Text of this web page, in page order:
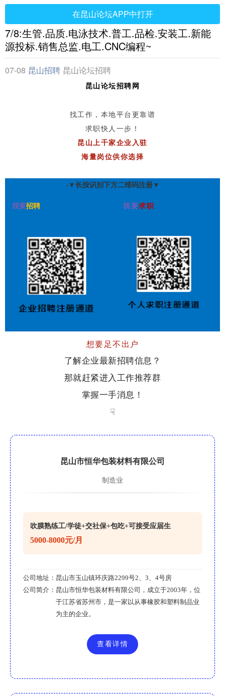
在昆山论坛APP中打开
7/8:生管.品质.电泳技术.普工.品检.安装工.新能
源投标.销售总监.电工.CNC编程~
07-08 昆山招聘 昆山论坛招聘
昆山论坛招聘网
找工作，本地平台更靠谱
求职快人一步！
昆山上千家企业入驻
海量岗位供你选择
-▼长按识别下方二维码注册▼
我要招聘 我要求职
想要足不出户
了解企业最新招聘信息？
那就赶紧进入工作推荐群
掌握一手消息！
☟
昆山市恒华包装材料有限公司
制造业
吹膜熟练工/学徒+交社保+包吃+可接受应届生
5000-8000元/月
公司地址： 昆山市玉山镇环庆路2299号2、3、4号房
公司简介： 昆山市恒华包装材料有限公司，成立于2003年，位
于江苏省苏州市，是一家以从事橡胶和塑料制品业
为主的企业。
查看详情